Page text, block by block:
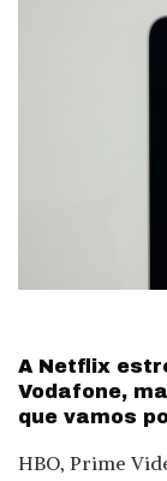
A Netflix
Vodafone,
que vamos
HBO, Prime